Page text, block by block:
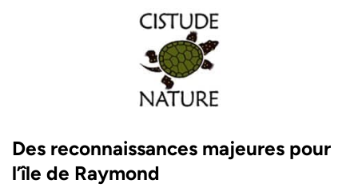
Des reconnaissances majeures pour
l’île de Raymond